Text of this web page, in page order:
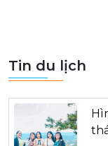
Tin du lịch